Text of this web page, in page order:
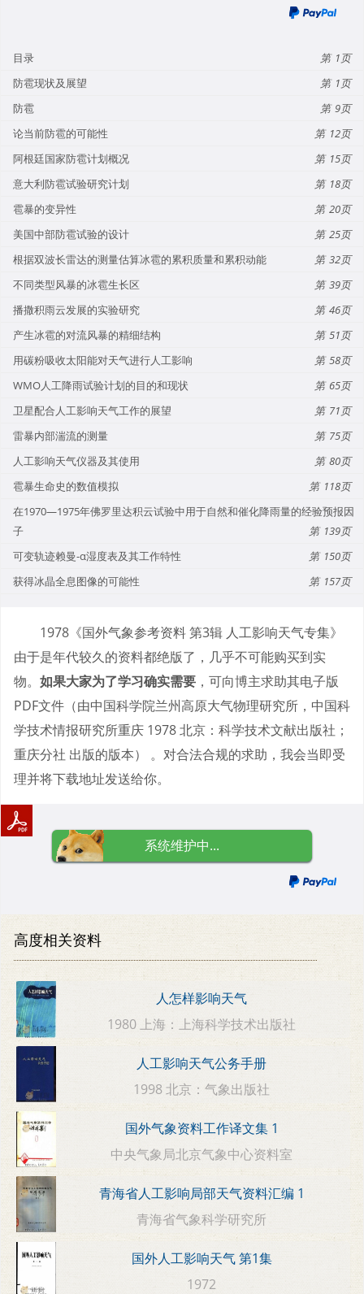
目录
1
防雹现状及展望
1
防雹
9
论当前防雹的可能性
12
阿根廷国家防雹计划概况
15
意大利防雹试验研究计划
18
雹暴的变异性
20
美国中部防雹试验的设计
25
根据双波长雷达的测量估算冰雹的累积质量和累积动能
32
不同类型风暴的冰雹生长区
39
播撒积雨云发展的实验研究
46
产生冰雹的对流风暴的精细结构
51
用碳粉吸收太阳能对天气进行人工影响
58
WMO人工降雨试验计划的目的和现状
65
卫星配合人工影响天气工作的展望
71
雷暴内部湍流的测量
75
人工影响天气仪器及其使用
80
雹暴生命史的数值模拟
118
在1970—1975年佛罗里达积云试验中用于自然和催化降雨量的经验预报因
子
139
可变轨迹赖曼-α湿度表及其工作特性
150
获得冰晶全息图像的可能性
157
1978《国外气象参考资料 第3辑 人工影响天气专集》
由于是年代较久的资料都绝版了，几乎不可能购买到实
物。 如果大家为了学习确实需要 ，可向博主求助其电子版
PDF文件（由中国科学院兰州高原大气物理研究所，中国科
学技术情报研究所重庆 1978 北京：科学技术文献出版社；
重庆分社 出版的版本） 。对合法合规的求助，我会当即受
理并将下载地址发送给你。
系统维护中...
高度相关资料
人怎样影响天气
1980 上海：上海科学技术出版社
人工影响天气公务手册
1998 北京：气象出版社
国外气象资料工作译文集 1
中央气象局北京气象中心资料室
青海省人工影响局部天气资料汇编 1
青海省气象科学研究所
国外人工影响天气 第1集
1972